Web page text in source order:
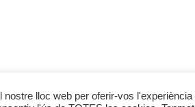
nostre lloc web per oferir-vos